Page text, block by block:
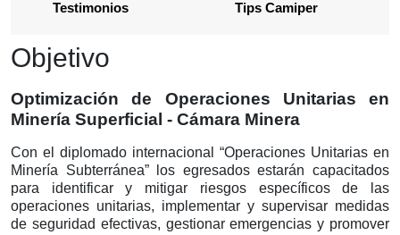
Testimonios
Tips Camiper
Objetivo
Optimización de Operaciones Unitarias en
Minería Superficial - Cámara Minera
Con el diplomado internacional “Operaciones Unitarias en
Minería Subterránea” los egresados estarán capacitados
para identificar y mitigar riesgos específicos de las
operaciones unitarias, implementar y supervisar medidas
de seguridad efectivas, gestionar emergencias y promover